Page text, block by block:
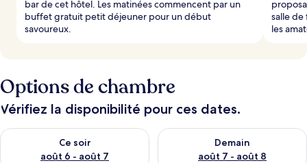
bar de cet hôtel. Les matinées commencent par un
buffet gratuit petit déjeuner pour un début
savoureux.
salle de
les
Options de chambre
Vérifiez la disponibilité pour ces dates.
Ce soir
août 6 - août 7
Vérifier la disponibilité pour ce soir août 6 - août 7
Demain
août 7 - août 8
Vérifier la disponibilité pour